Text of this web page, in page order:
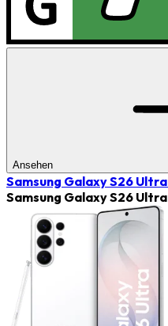
Ansehen
Samsung Galaxy S26 Ultra
Samsung Galaxy S26 Ultra